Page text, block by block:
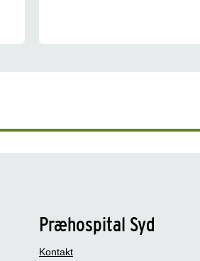
Præhospital Syd
Kontakt